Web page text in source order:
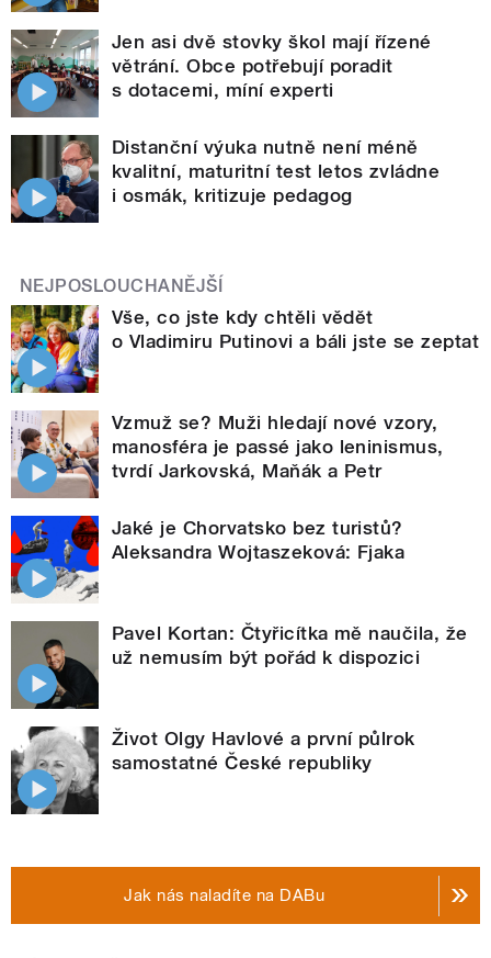
Jen asi dvě stovky škol mají řízené
větrání. Obce potřebují poradit
s dotacemi, míní experti
Distanční výuka nutně není méně
kvalitní, maturitní test letos zvládne
i osmák, kritizuje pedagog
NEJPOSLOUCHANĚJŠÍ
Vše, co jste kdy chtěli vědět
o Vladimiru Putinovi a báli jste se zeptat
Vzmuž se? Muži hledají nové vzory,
manosféra je passé jako leninismus,
tvrdí Jarkovská, Maňák a Petr
Jaké je Chorvatsko bez turistů?
Aleksandra Wojtaszeková: Fjaka
Pavel Kortan: Čtyřicítka mě naučila, že
už nemusím být pořád k dispozici
Život Olgy Havlové a první půlrok
samostatné České republiky
Jak nás naladíte na DABu